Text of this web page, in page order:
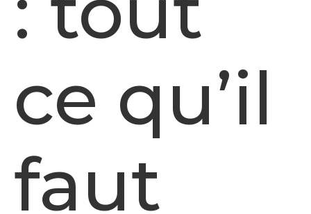
ce qu’il
faut